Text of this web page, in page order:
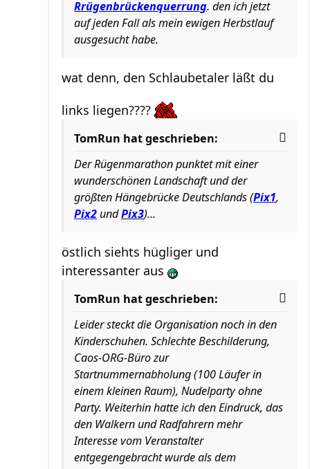
Rrügenbrückenquerrung. den ich jetzt
auf jeden Fall als mein ewigen Herbstlauf
ausgesucht habe.
wat denn, den Schlaubetaler läßt du
links liegen????
TomRun hat geschrieben:
Der Rügenmarathon punktet mit einer
wunderschönen Landschaft und der
größten Hängebrücke Deutschlands (Pix1,
Pix2 undPix3)...
östlich siehts hügliger und
interessanter aus
TomRun hat geschrieben:
Leider steckt die Organisation noch in den
Kinderschuhen. Schlechte Beschilderung,
Caos-ORG-Büro zur
Startnummernabholung (100 Läufer in
einem kleinen Raum), Nudelparty ohne
Party. Weiterhin hatte ich den Eindruck, das
den Walkern und Radfahrern mehr
Interesse vom Veranstalter
entgegengebracht wurde als dem